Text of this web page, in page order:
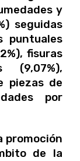
y
seguidas
puntuales
fisuras
(9,07%),
piezas de
por
promoción
de la